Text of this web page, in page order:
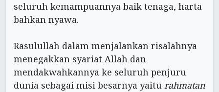
seluruh kemampuannya baik tenaga, harta
bahkan nyawa.
Rasulullah dalam menjalankan risalahnya
menegakkan syariat Allah dan
mendakwahkannya ke seluruh penjuru
dunia sebagai misi besarnya yaitu rahmatan